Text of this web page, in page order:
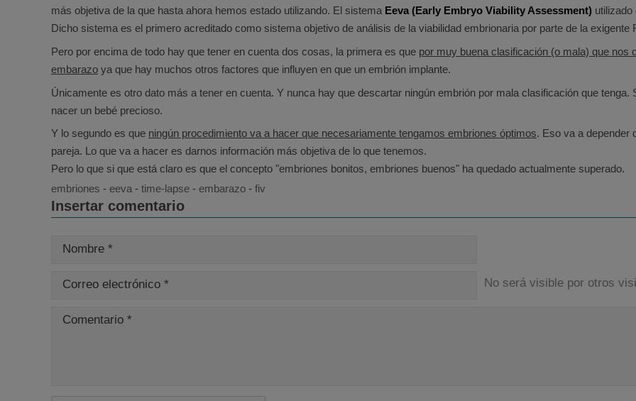
más objetiva de la que hasta ahora hemos estado utilizando. El sistema Eeva (Early Embryo Viability Assessment) utilizado
Dicho sistema es el primero acreditado como sistema objetivo de análisis de la viabilidad embrionaria por parte de la exigente
Pero por encima de todo hay que tener en cuenta dos cosas, la primera es que por muy buena clasificación (o mala) que nos
embarazo ya que hay muchos otros factores que influyen en que un embrión implante.
Únicamente es otro dato más a tener en cuenta. Y nunca hay que descartar ningún embrión por mala clasificación que
nacer un bebé precioso.
Y lo segundo es que ningún procedimiento va a hacer que necesariamente tengamos embriones óptimos. Eso va a depender
pareja. Lo que va a hacer es darnos información más objetiva de lo que tenemos.
Pero lo que si que está claro es que el concepto "embriones bonitos, embriones buenos" ha quedado actualmente superado.
embriones - eeva - time-lapse - embarazo - fiv
Insertar comentario
Nombre *
Correo electrónico * No será visible por otros
Comentario *